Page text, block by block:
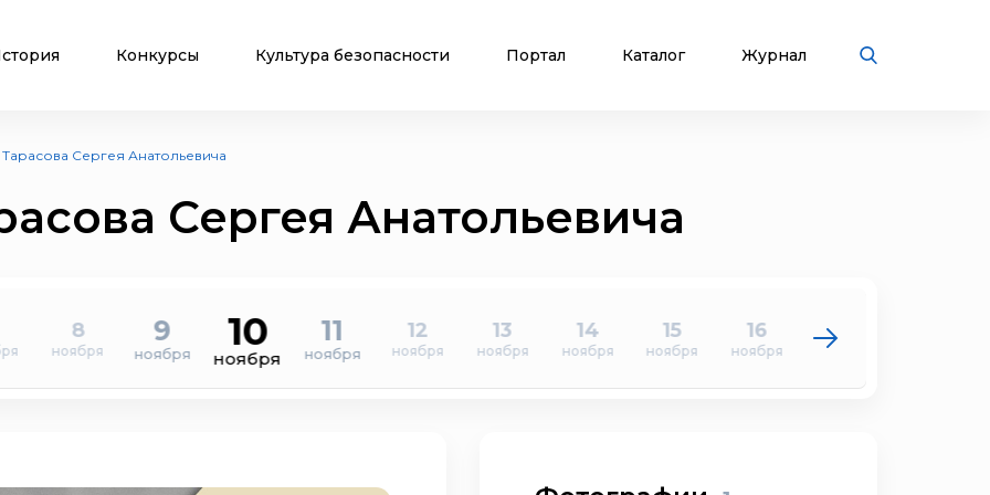
Конкурсы Культура безопасности Портал Каталог Журнал
Сергея Анатольевича
Сергея Анатольевича
8
ноября
9
ноября 10
ноября
11
ноября
12
ноября
13
ноября
14
ноября
15
ноября
16
ноября
17
ноября